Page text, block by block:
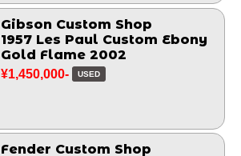
Gibson Custom Shop
1957 Les Paul Custom Ebony
Gold Flame 2002
¥1,450,000- USED
Fender Custom Shop